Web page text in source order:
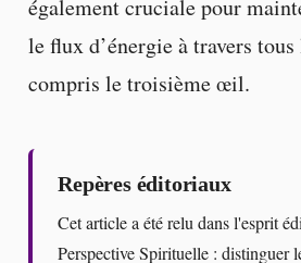
également cruciale pour
le flux d’énergie à travers
compris le troisième œil.
Repères éditoriaux
Cet article a été relu dans l'esprit
Perspective Spirituelle : distinguer